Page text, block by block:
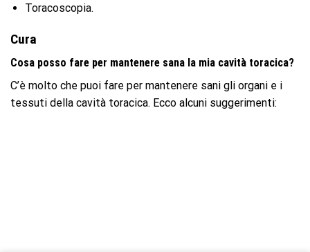
Toracoscopia.
Cura
Cosa posso fare per mantenere sana la mia cavità toracica?
C’è molto che puoi fare per mantenere sani gli organi e i
tessuti della cavità toracica. Ecco alcuni suggerimenti: